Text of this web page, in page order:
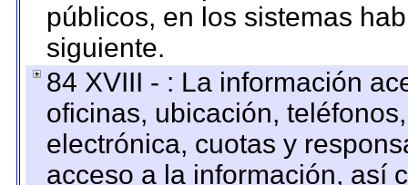
públicos, en los sistemas
siguiente.
84 XVIII - : La información
oficinas, ubicación,
electrónica, cuotas y
acceso a la información, así